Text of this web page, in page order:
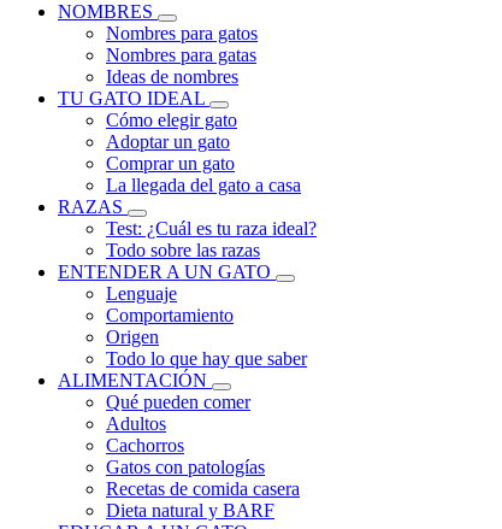
NOMBRES
Nombres para gatos
Nombres para gatas
Ideas de nombres
TU GATO IDEAL
Cómo elegir gato
Adoptar un gato
Comprar un gato
La llegada del gato a casa
RAZAS
Test: ¿Cuál es tu raza ideal?
Todo sobre las razas
ENTENDER A UN GATO
Lenguaje
Comportamiento
Origen
Todo lo que hay que saber
ALIMENTACIÓN
Qué pueden comer
Adultos
Cachorros
Gatos con patologías
Recetas de comida casera
Dieta natural y BARF